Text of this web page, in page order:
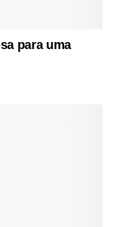
para uma